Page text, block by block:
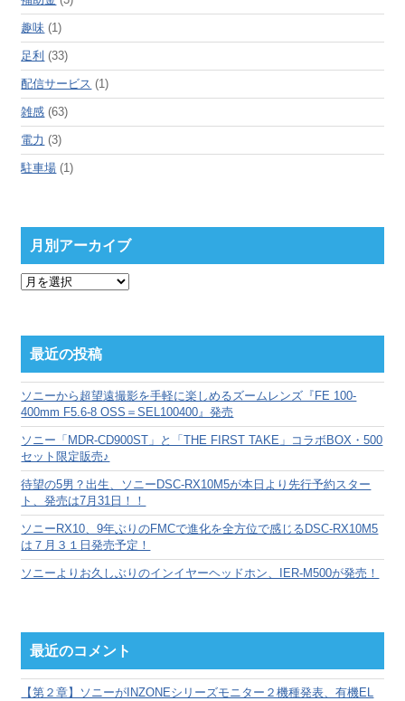
趣味 (1)
足利 (33)
配信サービス (1)
雑感 (63)
電力 (3)
駐車場 (1)
月別アーカイブ
月
ー
カ
ブ
最近の投稿
ソニーから超望遠撮影を手軽に楽しめるズームレンズ『FE 100-
400mm F5.6-8 OSS＝SEL100400』発売
ソニー「MDR-CD900ST」と「THE FIRST TAKE」コラボBOX・500
セット限定販売♪
待望の5男？出生、ソニーDSC-RX10M5が本日より先行予約スター
ト、発売は7月31日！！
ソニーRX10、9年ぶりのFMCで進化を全方位で感じるDSC-RX10M5
は７月３１日発売予定！
ソニーよりお久しぶりのインイヤーヘッドホン、IER-M500が発売！
最近のコメント
【第２章】ソニーがINZONEシリーズモニター２機種発表、有機EL